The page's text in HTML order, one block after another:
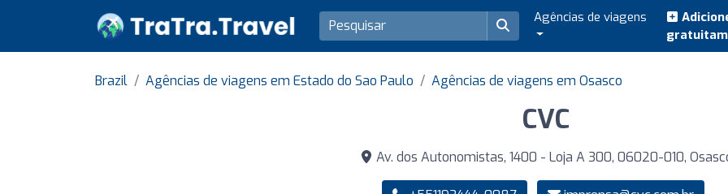
Agências de viagens
Brazil Agências de viagens em Estado do Sao Paulo Agências de viagens em Osasco
CVC
Av. dos Autonomistas, 1400 - Loja A 300, 06020-010,